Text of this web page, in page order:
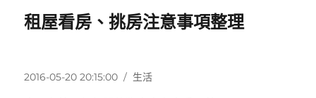
租屋看房、挑房注意事項整理
發
2016-05-20 20:15:00
分
生活